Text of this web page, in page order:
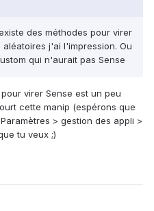
des méthodes pour virer
j'ai l'impression. Ou
qui n'aurait pas Sense
virer Sense est un peu
cette manip (espérons que
> gestion des appli >
tu veux ;)